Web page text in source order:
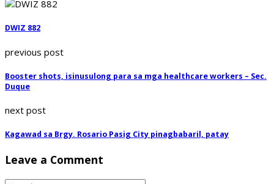
DWIZ 882
previous post
Booster shots, isinusulong para sa mga healthcare workers – Sec.
Duque
next post
Kagawad sa Brgy. Rosario Pasig City pinagbabaril, patay
Leave a Comment